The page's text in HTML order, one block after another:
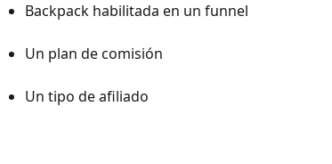
Backpack habilitada en un funnel
Un plan de comisión
Un tipo de afiliado